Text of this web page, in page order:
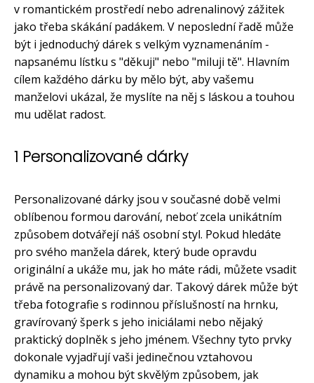
v romantickém prostředí nebo adrenalinový zážitek
jako třeba skákání padákem. V neposlední řadě může
být i jednoduchý dárek s velkým vyznamenáním -
napsanému lístku s "děkuji" nebo "miluji tě". Hlavním
cílem každého dárku by mělo být, aby vašemu
manželovi ukázal, že myslíte na něj s láskou a touhou
mu udělat radost.
1 Personalizované dárky
Personalizované dárky jsou v současné době velmi
oblíbenou formou darování, neboť zcela unikátním
způsobem dotvářejí náš osobní styl. Pokud hledáte
pro svého manžela dárek, který bude opravdu
originální a ukáže mu, jak ho máte rádi, můžete vsadit
právě na personalizovaný dar. Takový dárek může být
třeba fotografie s rodinnou příslušností na hrnku,
gravírovaný šperk s jeho iniciálami nebo nějaký
praktický doplněk s jeho jménem. Všechny tyto prvky
dokonale vyjadřují vaši jedinečnou vztahovou
dynamiku a mohou být skvělým způsobem, jak